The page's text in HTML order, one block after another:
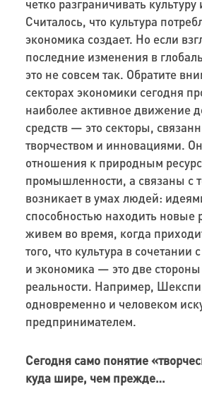
четко разграничивать
Считалось, что культура
экономика создает. Но если
последние изменения в
это не совсем так. Обратите
секторах экономики сегодня
наиболее активное движение
средств — это секторы,
творчеством и инновациями.
отношения к природным
промышленности, а связаны с
возникает в умах людей:
способностью находить новые
живем во время, когда
того, что культура в сочетании
и экономика — это две
реальности. Например,
одновременно и человеком
предпринимателем.
Сегодня само понятие
куда шире, чем прежде…